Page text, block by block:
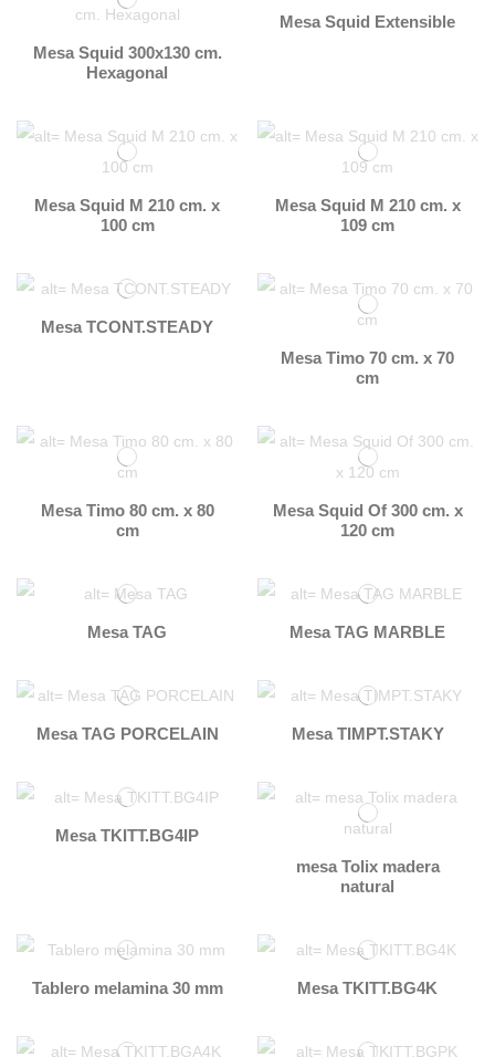
Mesa Squid 300x130 cm.
Hexagonal
Mesa Squid Extensible
Mesa Squid M 210 cm. x
100 cm
Mesa Squid M 210 cm. x
109 cm
Mesa TCONT.STEADY
Mesa Timo 70 cm. x 70
cm
Mesa Timo 80 cm. x 80
cm
Mesa Squid Of 300 cm. x
120 cm
Mesa TAG Mesa TAG MARBLE
Mesa TAG PORCELAIN Mesa TIMPT.STAKY
Mesa TKITT.BG4IP
mesa Tolix madera
natural
Tablero melamina 30 mm Mesa TKITT.BG4K